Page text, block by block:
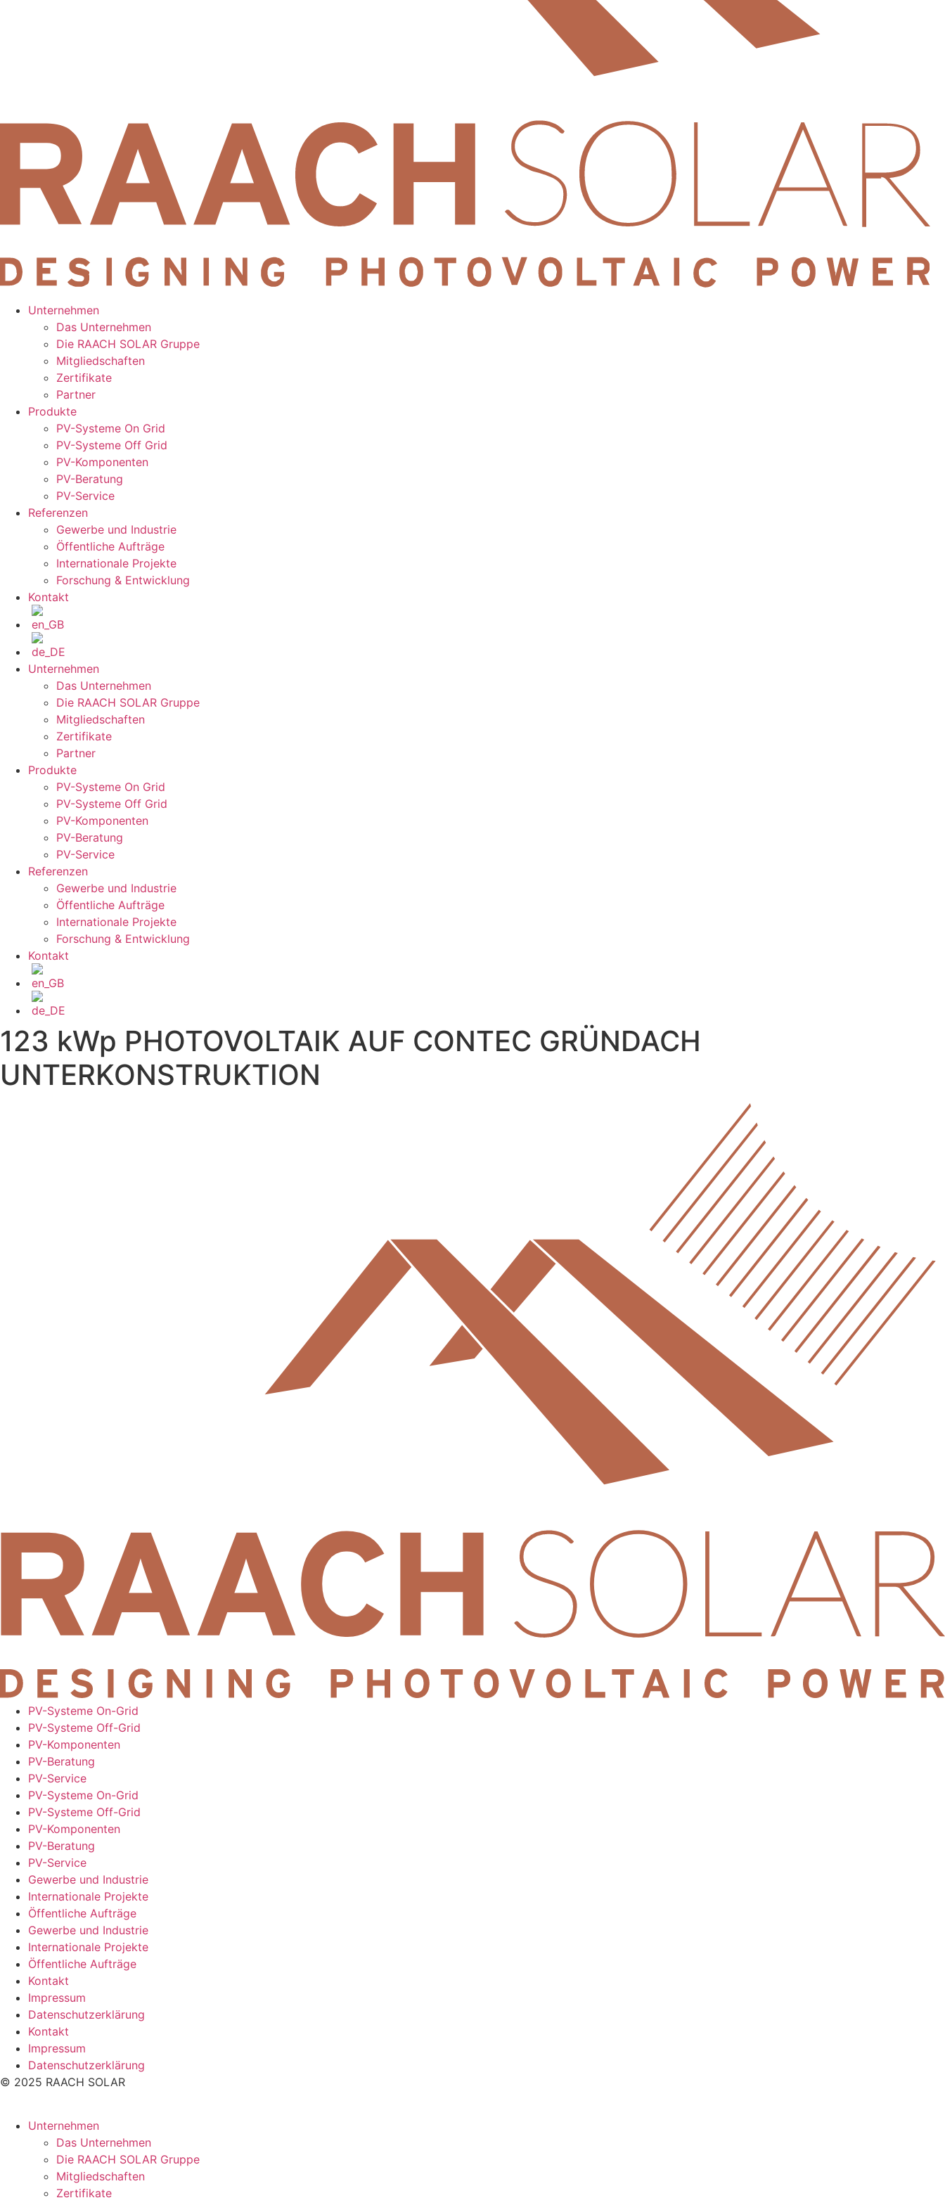
Unternehmen
Das Unternehmen
Die RAACH SOLAR Gruppe
Mitgliedschaften
Zertifikate
Partner
Produkte
PV-Systeme On Grid
PV-Systeme Off Grid
PV-Komponenten
PV-Beratung
PV-Service
Referenzen
Gewerbe und Industrie
Öffentliche Aufträge
Internationale Projekte
Forschung & Entwicklung
Kontakt
Unternehmen
Das Unternehmen
Die RAACH SOLAR Gruppe
Mitgliedschaften
Zertifikate
Partner
Produkte
PV-Systeme On Grid
PV-Systeme Off Grid
PV-Komponenten
PV-Beratung
PV-Service
Referenzen
Gewerbe und Industrie
Öffentliche Aufträge
Internationale Projekte
Forschung & Entwicklung
Kontakt
123 kWp PHOTOVOLTAIK AUF CONTEC GRÜNDACH
UNTERKONSTRUKTION
PV-Systeme On-Grid
PV-Systeme Off-Grid
PV-Komponenten
PV-Beratung
PV-Service
PV-Systeme On-Grid
PV-Systeme Off-Grid
PV-Komponenten
PV-Beratung
PV-Service
Gewerbe und Industrie
Internationale Projekte
Öffentliche Aufträge
Gewerbe und Industrie
Internationale Projekte
Öffentliche Aufträge
Kontakt
Impressum
Datenschutzerklärung
Kontakt
Impressum
Datenschutzerklärung
© 2025 RAACH SOLAR
Unternehmen
Das Unternehmen
Die RAACH SOLAR Gruppe
Mitgliedschaften
Zertifikate